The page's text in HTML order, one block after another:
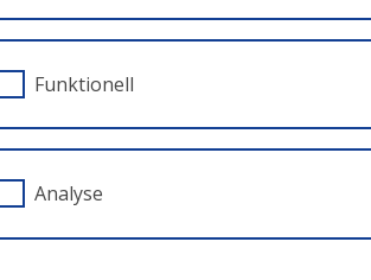
1.12.2017 – 31.12.2023
Informationen
Funktionell
Analyse